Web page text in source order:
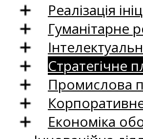
Реалізація
Гуманітарне
Стратегічне
Промислова
Економіка